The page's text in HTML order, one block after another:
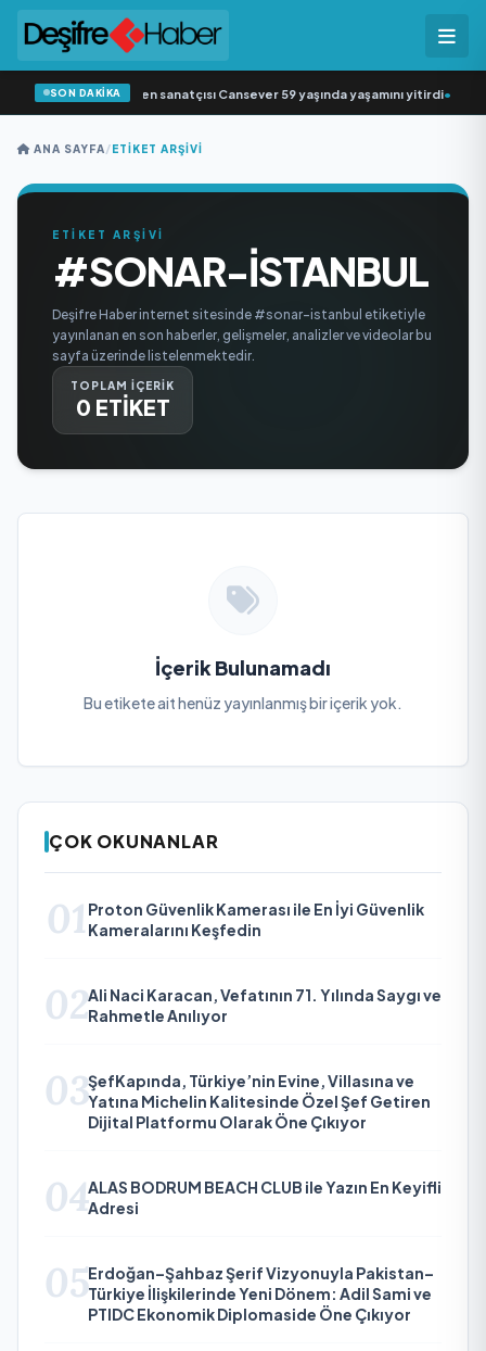
SON DAKİKA
Arabesk müziğin sevilen sanatçısı Cansever 59 yaşında yaşamını yitirdi•
ANA SAYFA/ETIKET ARŞIVI
ETİKET ARŞİVİ
#SONAR-ISTANBUL
Deşifre Haber internet sitesinde #sonar-istanbul etiketiyle
yayınlanan en son haberler, gelişmeler, analizler ve videolar bu
sayfa üzerinde listelenmektedir.
TOPLAM İÇERİK
0 ETİKET
İçerik Bulunamadı
Bu etikete ait henüz yayınlanmış bir içerik yok.
ÇOK OKUNANLAR
01 Proton Güvenlik Kamerası ile En İyi Güvenlik
Kameralarını Keşfedin
02Ali Naci Karacan, Vefatının 71. Yılında Saygı ve
Rahmetle Anılıyor
03ŞefKapında, Türkiye’nin Evine, Villasına ve
Yatına Michelin Kalitesinde Özel Şef Getiren
Dijital Platformu Olarak Öne Çıkıyor
04ALAS BODRUM BEACH CLUB ile Yazın En Keyifli
Adresi
05Erdoğan–Şahbaz Şerif Vizyonuyla Pakistan–
Türkiye İlişkilerinde Yeni Dönem: Adil Sami ve
PTIDC Ekonomik Diplomaside Öne Çıkıyor